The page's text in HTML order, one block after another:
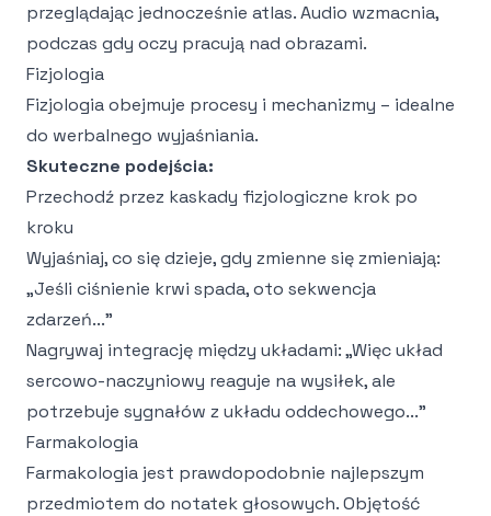
przeglądając jednocześnie atlas. Audio wzmacnia,
podczas gdy oczy pracują nad obrazami.
Fizjologia
Fizjologia obejmuje procesy i mechanizmy – idealne
do werbalnego wyjaśniania.
Skuteczne podejścia:
Przechodź przez kaskady fizjologiczne krok po
kroku
Wyjaśniaj, co się dzieje, gdy zmienne się zmieniają:
„Jeśli ciśnienie krwi spada, oto sekwencja
zdarzeń..."
Nagrywaj integrację między układami: „Więc układ
sercowo-naczyniowy reaguje na wysiłek, ale
potrzebuje sygnałów z układu oddechowego..."
Farmakologia
Farmakologia jest prawdopodobnie najlepszym
przedmiotem do notatek głosowych. Objętość